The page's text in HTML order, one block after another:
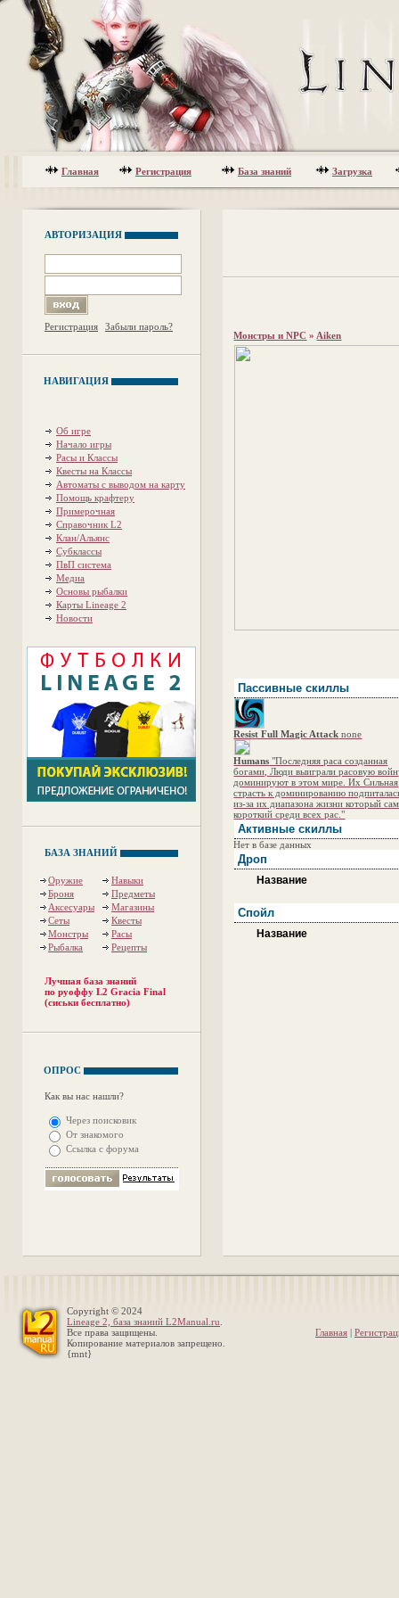
Главная Регистрация База знаний Загрузка
АВТОРИЗАЦИЯ
Регистрация Забыли пароль?
НАВИГАЦИЯ
Об игре
Начало игры
Расы и Классы
Квесты на Классы
Автоматы с выводом на карту
Помощь крафтеру
Примерочная
Справочник L2
Клан/Альянс
Субклассы
ПвП система
Медиа
Основы рыбалки
Карты Lineage 2
Новости
БАЗА ЗНАНИЙ
Оружие
Навыки
Броня
Предметы
Аксесуары
Магазины
Сеты
Квесты
Монстры
Расы
Рыбалка
Рецепты
Лучшая база знаний
по руоффу L2 Gracia Final
(сиськи бесплатно)
ОПРОС
Как вы нас нашли?
Через поисковик
От знакомого
Ссылка с форума
Монстры и NPC » Aiken
Пассивные скиллы
Resist Full Magic Attack none
Humans "Последняя раса созданная
богами, Люди выиграли расовую
доминируют в этом мире. Их Сильная
страсть к доминированию
из-за их диапазона жизни который
короткий среди всех рас."
Активные скиллы
Нет в базе данных
Дроп
Название
Спойл
Название
Copyright © 2024
Lineage 2, база знаний L2Manual.ru
Все права защищены.
Копирование материалов запрещено.
{mnt}
Главная |